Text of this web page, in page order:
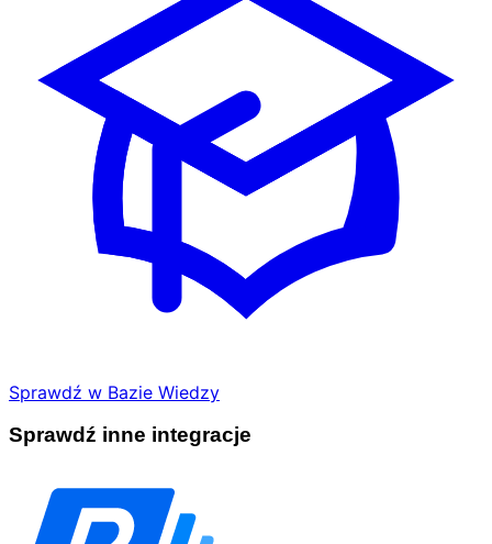
Sprawdź w Bazie Wiedzy
Sprawdź inne integracje